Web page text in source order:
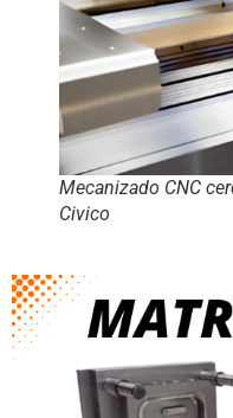
Mecanizado CNC
Civico